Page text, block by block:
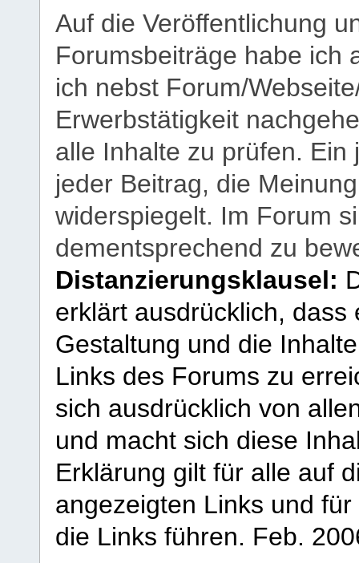
Auf die Veröffentlichung
Forumsbeiträge habe ich
ich nebst Forum/
Erwerbstätigkeit
alle Inhalte zu prüfen.
jeder Beitrag, die
widerspiegelt. Im Forum
dementsprechend zu
Distanzierungsklausel:
erklärt ausdrücklich,
Gestaltung und die
Links des Forums zu
sich ausdrücklich von
und macht sich diese
Erklärung gilt für alle auf
angezeigten Links und
die Links führen. Feb.